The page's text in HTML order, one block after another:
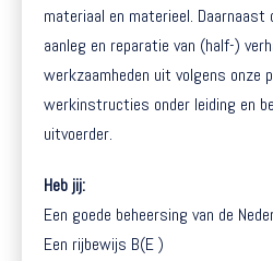
materiaal en materieel. Daarnaast
aanleg en reparatie van (half-)
werkzaamheden uit volgens onze
werkinstructies onder leiding en
uitvoerder.
Heb jij:
Een goede beheersing van de
Een rijbewijs B(E )